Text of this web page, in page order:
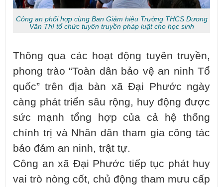
Công an phối hợp cùng Ban Giám hiệu Trường THCS Dương
Văn Thì tổ chức tuyên truyền pháp luật cho học sinh
Thông qua các hoạt động tuyên truyền,
phong trào “Toàn dân bảo vệ an ninh Tổ
quốc” trên địa bàn xã Đại Phước ngày
càng phát triển sâu rộng, huy động được
sức mạnh tổng hợp của cả hệ thống
chính trị và Nhân dân tham gia công tác
bảo đảm an ninh, trật tự.
Công an xã Đại Phước tiếp tục phát huy
vai trò nòng cốt, chủ động tham mưu cấp